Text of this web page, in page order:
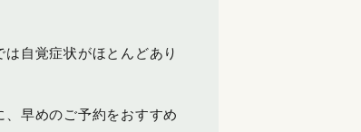
自覚症状がほとんどあり
早めのご予約をおすすめ